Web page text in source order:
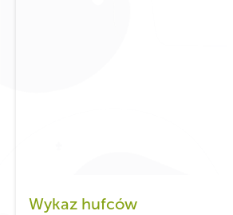
Wykaz hufców